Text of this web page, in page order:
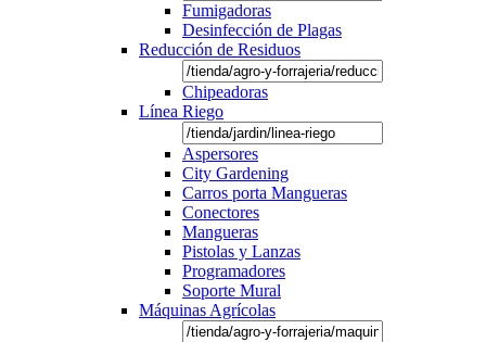
Fumigadoras
Desinfección de Plagas
Reducción de Residuos
Chipeadoras
Línea Riego
Aspersores
City Gardening
Carros porta Mangueras
Conectores
Mangueras
Pistolas y Lanzas
Programadores
Soporte Mural
Máquinas Agrícolas